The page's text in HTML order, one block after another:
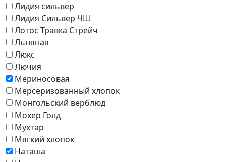
Лидия сильвер
Лидия Сильвер ЧШ
Лотос Травка Стрейч
Льняная
Люкс
Лючия
Мериносовая
Мерсеризованный хлопок
Монгольский верблюд
Мохер Голд
Мухтар
Мягкий хлопок
Наташа